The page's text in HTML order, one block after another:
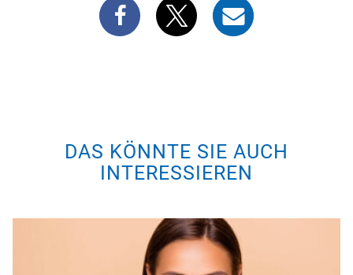
DAS KÖNNTE SIE AUCH
INTERESSIEREN